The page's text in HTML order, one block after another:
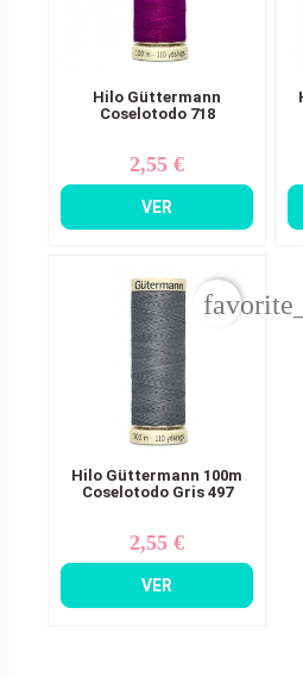
Hilo Güttermann
Coselotodo 718
Precio
2,55 €
VER
Hilo Güttermann 100m
Coselotodo Gris 497
Precio
2,55 €
VER